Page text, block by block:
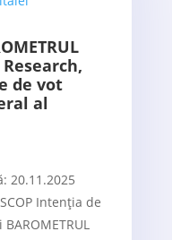
de vot
al
20.11.2025
Intenția de